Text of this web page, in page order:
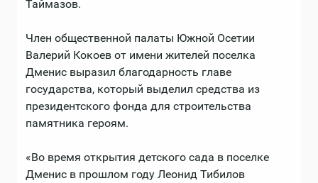
Таймазов.
Член общественной палаты Южной Осетии
Валерий Кокоев от имени жителей поселка
Дменис выразил благодарность главе
государства, который выделил средства из
президентского фонда для строительства
памятника героям.
«Во время открытия детского сада в поселке
Дменис в прошлом году Леонид Тибилов